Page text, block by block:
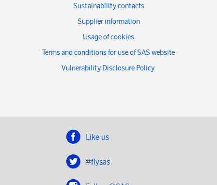
Sustainability contacts
Supplier information
Usage of cookies
Terms and conditions for use of SAS website
Vulnerability Disclosure Policy
Like us
#flysas